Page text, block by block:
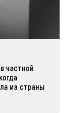
частной
из страны